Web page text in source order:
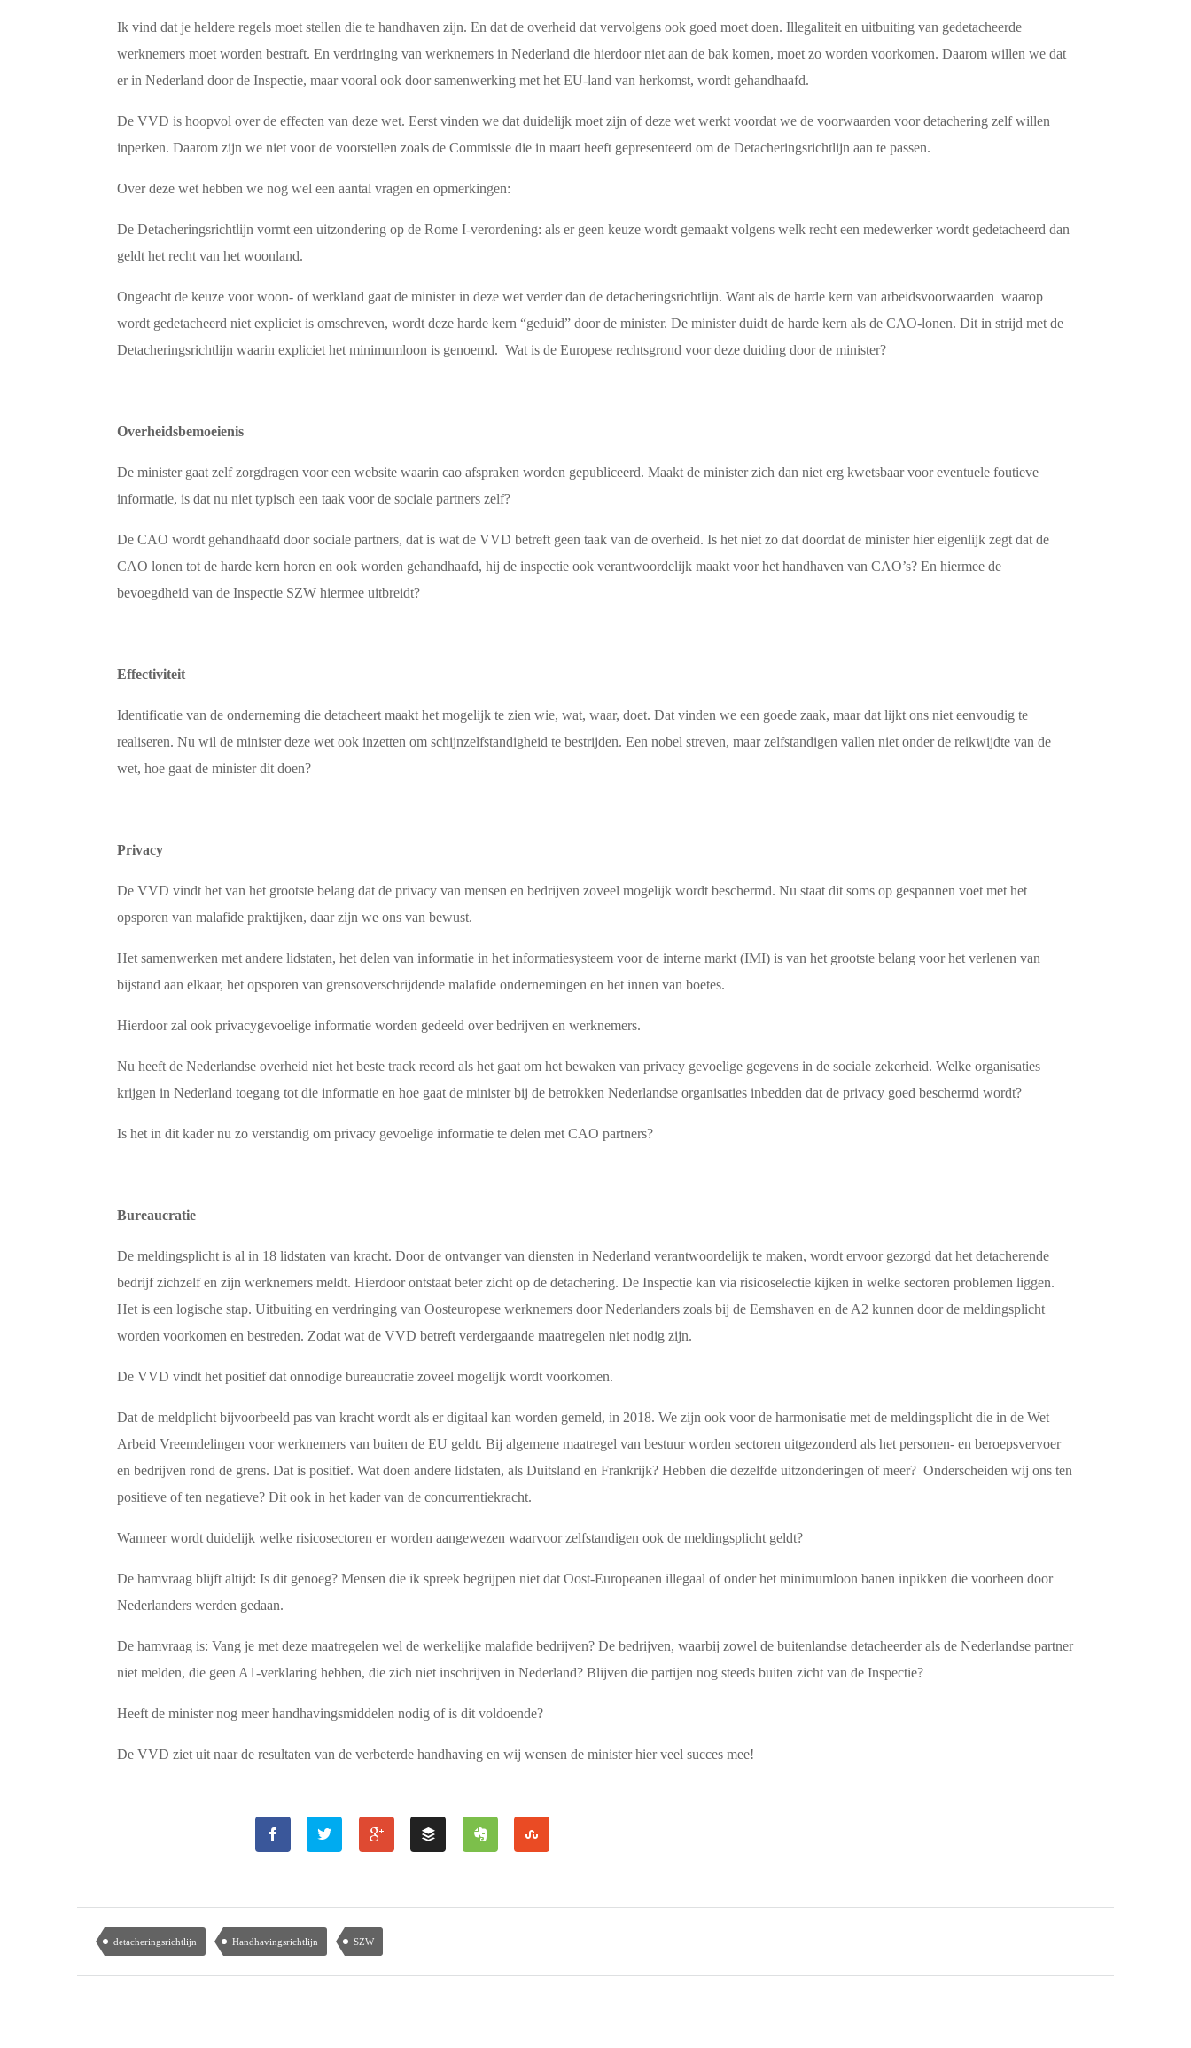
Ik vind dat je heldere regels moet stellen die te handhaven zijn. En dat de overheid dat vervolgens ook goed moet doen. Illegaliteit en uitbuiting van gedetacheerde
werknemers moet worden bestraft. En verdringing van werknemers in Nederland die hierdoor niet aan de bak komen, moet zo worden voorkomen. Daarom willen we dat
er in Nederland door de Inspectie, maar vooral ook door samenwerking met het EU-land van herkomst, wordt gehandhaafd.
De VVD is hoopvol over de effecten van deze wet. Eerst vinden we dat duidelijk moet zijn of deze wet werkt voordat we de voorwaarden voor detachering zelf willen
inperken. Daarom zijn we niet voor de voorstellen zoals de Commissie die in maart heeft gepresenteerd om de Detacheringsrichtlijn aan te passen.
Over deze wet hebben we nog wel een aantal vragen en opmerkingen:
De Detacheringsrichtlijn vormt een uitzondering op de Rome I-verordening: als er geen keuze wordt gemaakt volgens welk recht een medewerker wordt gedetacheerd dan
geldt het recht van het woonland.
Ongeacht de keuze voor woon- of werkland gaat de minister in deze wet verder dan de detacheringsrichtlijn. Want als de harde kern van arbeidsvoorwaarden waarop
wordt gedetacheerd niet expliciet is omschreven, wordt deze harde kern “geduid” door de minister. De minister duidt de harde kern als de CAO-lonen. Dit in strijd met de
Detacheringsrichtlijn waarin expliciet het minimumloon is genoemd. Wat is de Europese rechtsgrond voor deze duiding door de minister?
Overheidsbemoeienis
De minister gaat zelf zorgdragen voor een website waarin cao afspraken worden gepubliceerd. Maakt de minister zich dan niet erg kwetsbaar voor eventuele foutieve
informatie, is dat nu niet typisch een taak voor de sociale partners zelf?
De CAO wordt gehandhaafd door sociale partners, dat is wat de VVD betreft geen taak van de overheid. Is het niet zo dat doordat de minister hier eigenlijk zegt dat de
CAO lonen tot de harde kern horen en ook worden gehandhaafd, hij de inspectie ook verantwoordelijk maakt voor het handhaven van CAO’s? En hiermee de
bevoegdheid van de Inspectie SZW hiermee uitbreidt?
Effectiviteit
Identificatie van de onderneming die detacheert maakt het mogelijk te zien wie, wat, waar, doet. Dat vinden we een goede zaak, maar dat lijkt ons niet eenvoudig te
realiseren. Nu wil de minister deze wet ook inzetten om schijnzelfstandigheid te bestrijden. Een nobel streven, maar zelfstandigen vallen niet onder de reikwijdte van de
wet, hoe gaat de minister dit doen?
Privacy
De VVD vindt het van het grootste belang dat de privacy van mensen en bedrijven zoveel mogelijk wordt beschermd. Nu staat dit soms op gespannen voet met het
opsporen van malafide praktijken, daar zijn we ons van bewust.
Het samenwerken met andere lidstaten, het delen van informatie in het informatiesysteem voor de interne markt (IMI) is van het grootste belang voor het verlenen van
bijstand aan elkaar, het opsporen van grensoverschrijdende malafide ondernemingen en het innen van boetes.
Hierdoor zal ook privacygevoelige informatie worden gedeeld over bedrijven en werknemers.
Nu heeft de Nederlandse overheid niet het beste track record als het gaat om het bewaken van privacy gevoelige gegevens in de sociale zekerheid. Welke organisaties
krijgen in Nederland toegang tot die informatie en hoe gaat de minister bij de betrokken Nederlandse organisaties inbedden dat de privacy goed beschermd wordt?
Is het in dit kader nu zo verstandig om privacy gevoelige informatie te delen met CAO partners?
Bureaucratie
De meldingsplicht is al in 18 lidstaten van kracht. Door de ontvanger van diensten in Nederland verantwoordelijk te maken, wordt ervoor gezorgd dat het detacherende
bedrijf zichzelf en zijn werknemers meldt. Hierdoor ontstaat beter zicht op de detachering. De Inspectie kan via risicoselectie kijken in welke sectoren problemen liggen.
Het is een logische stap. Uitbuiting en verdringing van Oosteuropese werknemers door Nederlanders zoals bij de Eemshaven en de A2 kunnen door de meldingsplicht
worden voorkomen en bestreden. Zodat wat de VVD betreft verdergaande maatregelen niet nodig zijn.
De VVD vindt het positief dat onnodige bureaucratie zoveel mogelijk wordt voorkomen.
Dat de meldplicht bijvoorbeeld pas van kracht wordt als er digitaal kan worden gemeld, in 2018. We zijn ook voor de harmonisatie met de meldingsplicht die in de Wet
Arbeid Vreemdelingen voor werknemers van buiten de EU geldt. Bij algemene maatregel van bestuur worden sectoren uitgezonderd als het personen- en beroepsvervoer
en bedrijven rond de grens. Dat is positief. Wat doen andere lidstaten, als Duitsland en Frankrijk? Hebben die dezelfde uitzonderingen of meer? Onderscheiden wij ons ten
positieve of ten negatieve? Dit ook in het kader van de concurrentiekracht.
Wanneer wordt duidelijk welke risicosectoren er worden aangewezen waarvoor zelfstandigen ook de meldingsplicht geldt?
De hamvraag blijft altijd: Is dit genoeg? Mensen die ik spreek begrijpen niet dat Oost-Europeanen illegaal of onder het minimumloon banen inpikken die voorheen door
Nederlanders werden gedaan.
De hamvraag is: Vang je met deze maatregelen wel de werkelijke malafide bedrijven? De bedrijven, waarbij zowel de buitenlandse detacheerder als de Nederlandse partner
niet melden, die geen A1-verklaring hebben, die zich niet inschrijven in Nederland? Blijven die partijen nog steeds buiten zicht van de Inspectie?
Heeft de minister nog meer handhavingsmiddelen nodig of is dit voldoende?
De VVD ziet uit naar de resultaten van de verbeterde handhaving en wij wensen de minister hier veel succes mee!
detacheringsrichtlijn Handhavingsrichtlijn SZW